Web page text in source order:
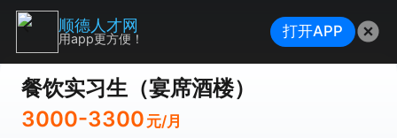
餐饮实习生（宴席酒楼）
3000-3300 元/月
顺德人才网
用app更方便！ 打开APP